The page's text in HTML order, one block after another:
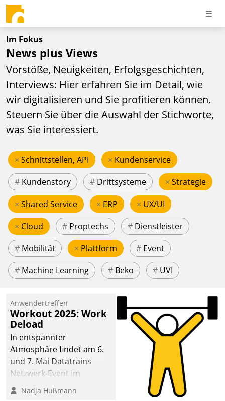
Im Fokus
News plus Views
Vorstöße, Neuigkeiten, Erfolgsgeschichten,
Interviews: Hier erfahren Sie im Detail, wie
wir digitalisieren und Sie profitieren können.
Steuern Sie über die Auswahl der Stichworte,
was Sie interessiert.
× Schnittstellen, API × Kundenservice
# Kundenstory # Drittsysteme × Strategie
× Shared Service × ERP × UX/UI
× Cloud # Proptechs # Dienstleister
# Mobilität × Plattform # Event
# Machine Learning # Beko # UVI
Anwendertreffen
Workout 2025: Work
Deload
In entspannter
Atmosphäre findet am 6.
und 7. Mai Datatrains
Netzwerk-Event im
Kunden- und Partnerkreis
statt. Zentrale Frage: Wie
Nadja Hußmann